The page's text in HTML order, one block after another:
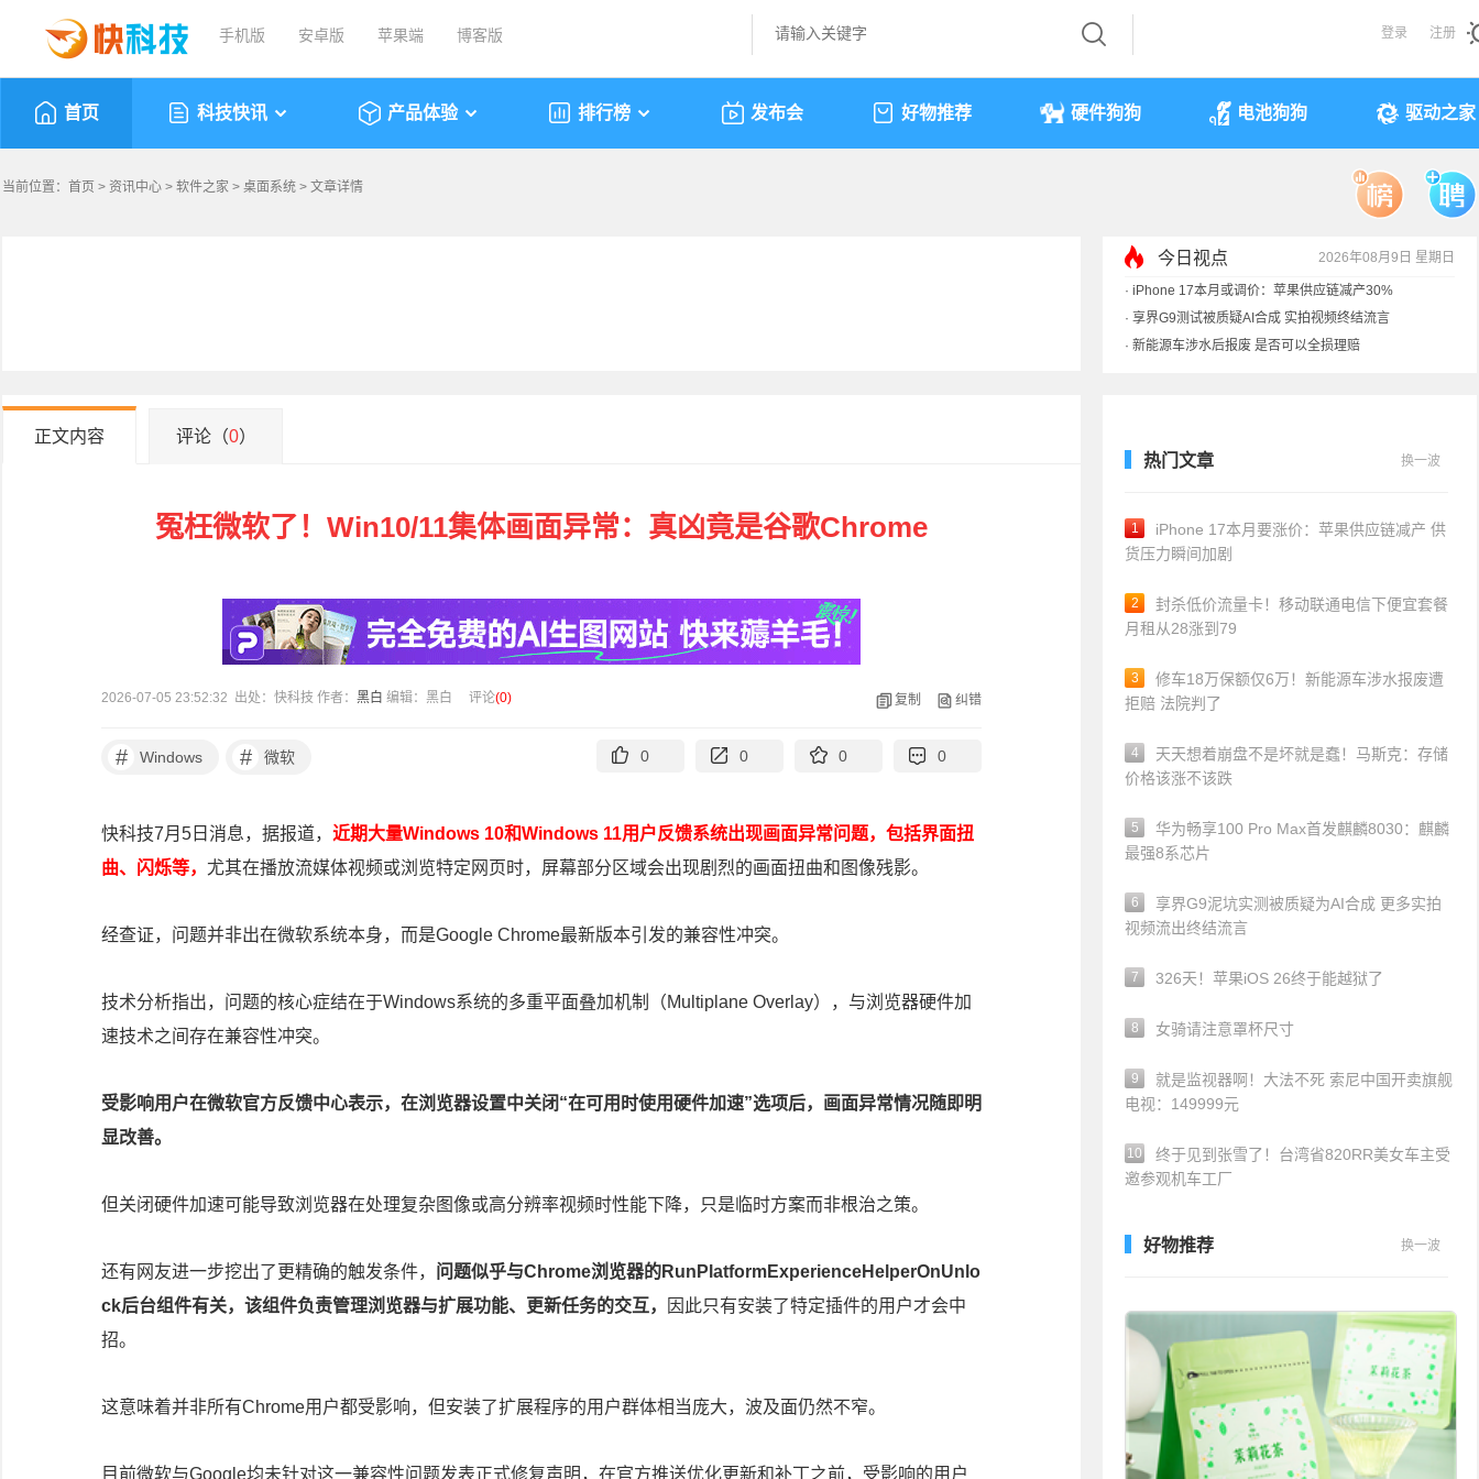
手机版 安卓版 苹果端 博客版 登录 注册
首页 科技快讯 产品体验 排行榜 发布会 好物推荐 硬件狗狗 电池狗狗 驱动之家
当前位置： 首页 > 资讯中心 > 软件之家 > 桌面系统 > 文章详情
今日视点 2026年08月9日 星期日
· iPhone 17本月或调价：苹果供应链减产30%
· 享界G9测试被质疑AI合成 实拍视频终结流言
· 新能源车涉水后报废 是否可以全损理赔
正文内容 评论（0）
冤枉微软了！Win10/11集体画面异常：真凶竟是谷歌Chrome
2026-07-05 23:52:32 出处：快科技 作者： 黑白 编辑：黑白 评论(0) 复制 纠错
# Windows # 微软 0 0 0 0
快科技7月5日消息，据报道， 近期大量Windows 10和Windows 11用户反馈系统出现画面异常问题，包括界面扭
曲、闪烁等， 尤其在播放流媒体视频或浏览特定网页时，屏幕部分区域会出现剧烈的画面扭曲和图像残影。
经查证，问题并非出在微软系统本身，而是Google Chrome最新版本引发的兼容性冲突。
技术分析指出，问题的核心症结在于Windows系统的多重平面叠加机制（Multiplane Overlay），与浏览器硬件加
速技术之间存在兼容性冲突。
受影响用户在微软官方反馈中心表示，在浏览器设置中关闭“在可用时使用硬件加速”选项后，画面异常情况随即明
显改善。
但关闭硬件加速可能导致浏览器在处理复杂图像或高分辨率视频时性能下降，只是临时方案而非根治之策。
还有网友进一步挖出了更精确的触发条件， 问题似乎与Chrome浏览器的RunPlatformExperienceHelperOnUnlo
ck后台组件有关，该组件负责管理浏览器与扩展功能、更新任务的交互，
因此只有安装了特定插件的用户才会中
招。
这意味着并非所有Chrome用户都受影响，但安装了扩展程序的用户群体相当庞大，波及面仍然不窄。
目前微软与Google均未针对这一兼容性问题发表正式修复声明，在官方推送优化更新和补丁之前，受影响的用户
热门文章 换一波
1
iPhone 17本月要涨价：苹果供应链减产 供
货压力瞬间加剧
2
封杀低价流量卡！移动联通电信下便宜套餐
月租从28涨到79
3
修车18万保额仅6万！新能源车涉水报废遭
拒赔 法院判了
4
天天想着崩盘不是坏就是蠢！马斯克：存储
价格该涨不该跌
5
华为畅享100 Pro Max首发麒麟8030：麒麟
最强8系芯片
6
享界G9泥坑实测被质疑为AI合成 更多实拍
视频流出终结流言
7 326天！苹果iOS 26终于能越狱了
8 女骑请注意罩杯尺寸
9
就是监视器啊！大法不死 索尼中国开卖旗舰
电视：149999元
10
终于见到张雪了！台湾省820RR美女车主受
邀参观机车工厂
好物推荐 换一波